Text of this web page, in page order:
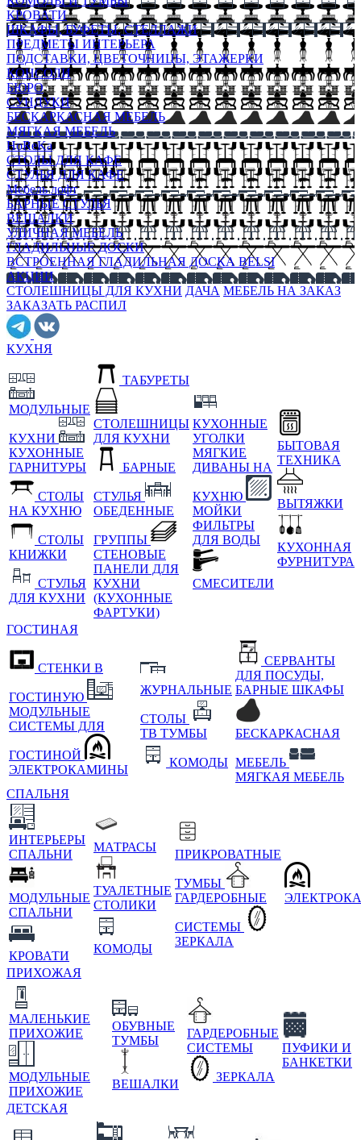
КРОВАТИ
ШКАФЫ, БУФЕТЫ, СТЕЛЛАЖИ
ПРЕДМЕТЫ ИНТЕРЬЕРА
ПОДСТАВКИ, ЦВЕТОЧНИЦЫ, ЭТАЖЕРКИ
КОНСОЛИ
БЮРО
СУНДУКИ
БЕСКАРКАСНАЯ МЕБЕЛЬ
МЯГКАЯ МЕБЕЛЬ
HoReKa
СТОЛЫ ДЛЯ КАФЕ
СТУЛЬЯ ДЛЯ КАФЕ
Мебель лофт
БАРНЫЕ СТУЛЬЯ
ВЕШАЛКИ
УЛИЧНАЯ МЕБЕЛЬ
ГЛАДИЛЬНЫЕ ДОСКИ
ВСТРОЕННАЯ ГЛАДИЛЬНАЯ ДОСКА BELSI
АКЦИИ
СТОЛЕШНИЦЫ ДЛЯ КУХНИ ДАЧА МЕБЕЛЬ НА ЗАКАЗ
ЗАКАЗАТЬ РАСПИЛ
КУХНЯ
МОДУЛЬНЫЕ
КУХНИ
КУХОННЫЕ
ГАРНИТУРЫ
СТОЛЫ
НА КУХНЮ
СТОЛЫ
КНИЖКИ
СТУЛЬЯ
ДЛЯ КУХНИ
ТАБУРЕТЫ
СТОЛЕШНИЦЫ
ДЛЯ КУХНИ
БАРНЫЕ
СТУЛЬЯ
ОБЕДЕННЫЕ
ГРУППЫ
СТЕНОВЫЕ
ПАНЕЛИ ДЛЯ
КУХНИ
(КУХОННЫЕ
ФАРТУКИ)
КУХОННЫЕ
УГОЛКИ
МЯГКИЕ
ДИВАНЫ НА
КУХНЮ
МОЙКИ
ФИЛЬТРЫ
ДЛЯ ВОДЫ
СМЕСИТЕЛИ
БЫТОВАЯ
ТЕХНИКА
ВЫТЯЖКИ
КУХОННАЯ
ФУРНИТУРА
ГОСТИНАЯ
СТЕНКИ В
ГОСТИНУЮ
МОДУЛЬНЫЕ
СИСТЕМЫ ДЛЯ
ГОСТИНОЙ
ЭЛЕКТРОКАМИНЫ
ЖУРНАЛЬНЫЕ
СТОЛЫ
ТВ ТУМБЫ
КОМОДЫ
СЕРВАНТЫ
ДЛЯ ПОСУДЫ,
БАРНЫЕ ШКАФЫ
БЕСКАРКАСНАЯ
МЕБЕЛЬ
МЯГКАЯ МЕБЕЛЬ
СПАЛЬНЯ
ИНТЕРЬЕРЫ
СПАЛЬНИ
МОДУЛЬНЫЕ
СПАЛЬНИ
КРОВАТИ
МАТРАСЫ
ТУАЛЕТНЫЕ
СТОЛИКИ
КОМОДЫ
ПРИКРОВАТНЫЕ
ТУМБЫ
ГАРДЕРОБНЫЕ
СИСТЕМЫ
ЗЕРКАЛА
ПРИХОЖАЯ
МАЛЕНЬКИЕ
ПРИХОЖИЕ
МОДУЛЬНЫЕ
ПРИХОЖИЕ
ОБУВНЫЕ
ТУМБЫ
ВЕШАЛКИ
ГАРДЕРОБНЫЕ
СИСТЕМЫ
ЗЕРКАЛА
ПУФИКИ И
БАНКЕТКИ
ДЕТСКАЯ